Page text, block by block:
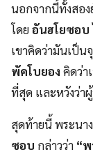
นอกจากนี้ทั้งสอ
โดยอันฮโยซอบ
เขาคิดว่ามันเป็น
พัคโบยองคิดว่า
ที่สุด และหวังว่า
สุดท้ายนี้ พระนา
ซอบ กล่าวว่า “